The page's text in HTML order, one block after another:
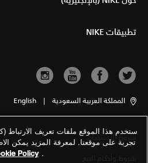
تطبيقات NIKE
المملكة العربية السعودية |
English
شروط الاستخدام
ستخدم هذا الموقع ملفات تعريف
تجربة على موقعنا. لمعرفة المزيد يمكن
.
Policy